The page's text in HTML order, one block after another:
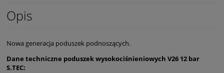
Opis
Nowa generacja poduszek podnoszących.
Dane techniczne poduszek wysokociśnieniowych V26 12 bar
S.TEC: